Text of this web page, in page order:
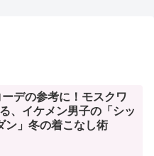
ーデの参考に！モスクワ
、イケメン男子の「シッ
ン」冬の着こなし術